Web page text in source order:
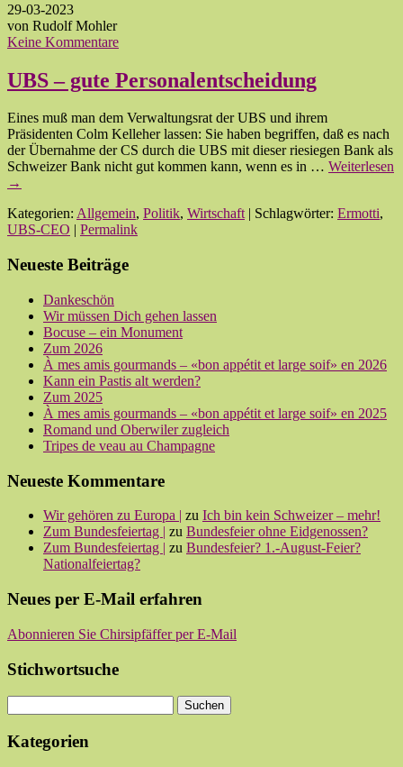
29-03-2023
von Rudolf Mohler
Keine Kommentare
UBS – gute Personalentscheidung
Eines muß man dem Verwaltungsrat der UBS und ihrem
Präsidenten Colm Kelleher lassen: Sie haben begriffen, daß es nach
der Übernahme der CS durch die UBS mit dieser riesiegen Bank als
Schweizer Bank nicht gut kommen kann, wenn es in … Weiterlesen
→
Kategorien: Allgemein, Politik, Wirtschaft| Schlagwörter: Ermotti,
UBS-CEO
Permalink
Neueste Beiträge
Dankeschön
Wir müssen Dich gehen lassen
Bocuse – ein Monument
Zum 2026
À mes amis gourmands – «bon appétit et large soif» en 2026
Kann ein Pastis alt werden?
Zum 2025
À mes amis gourmands – «bon appétit et large soif» en 2025
Romand und Oberwiler zugleich
Tripes de veau au Champagne
Neueste Kommentare
Wir gehören zu Europa | zu Ich bin kein Schweizer – mehr!
Zum Bundesfeiertag | zu Bundesfeier ohne Eidgenossen?
Zum Bundesfeiertag | zu Bundesfeier? 1.-August-Feier?
Nationalfeiertag?
Neues per E-Mail erfahren
Abonnieren Sie Chirsipfäffer per E-Mail
Stichwortsuche
Kategorien